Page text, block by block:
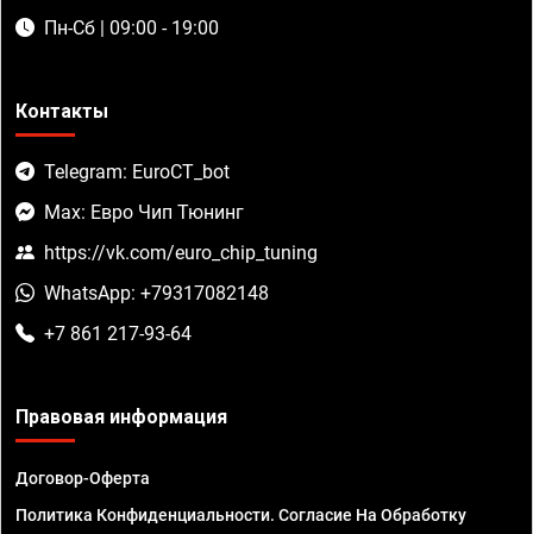
Пн-Сб | 09:00 - 19:00
Контакты
Telegram: EuroCT_bot
Max: Евро Чип Тюнинг
https://vk.com/euro_chip_tuning
WhatsApp: +79317082148
+7 861 217-93-64
Правовая информация
Договор-Оферта
Политика Конфиденциальности. Согласие На Обработку